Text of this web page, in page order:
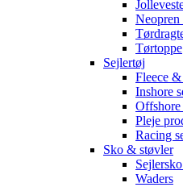
Neopren
Tørtoppe
Sejlertøj
Fleece
Inshore
Offshore
Pleje
Racing
Sko & støvler
Waders